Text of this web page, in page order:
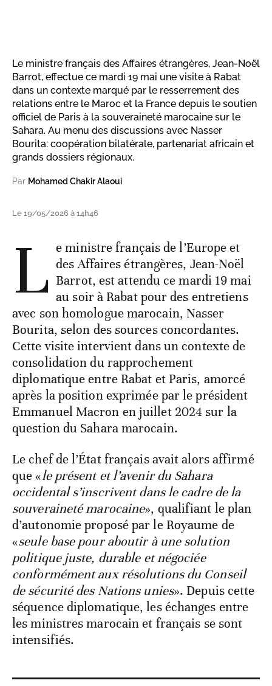
Le ministre français des Affaires étrangères, Jean-Noël
Barrot, effectue ce mardi 19 mai une visite à Rabat
dans un contexte marqué par le resserrement des
relations entre le Maroc et la France depuis le soutien
officiel de Paris à la souveraineté marocaine sur le
Sahara. Au menu des discussions avec Nasser
Bourita: coopération bilatérale, partenariat africain et
grands dossiers régionaux.
Par Mohamed Chakir Alaoui
Le 19/05/2026 à 14h46
L e ministre français de l’Europe et
des Affaires étrangères, Jean-Noël
Barrot, est attendu ce mardi 19 mai
au soir à Rabat pour des entretiens
avec son homologue marocain, Nasser
Bourita, selon des sources concordantes.
Cette visite intervient dans un contexte de
consolidation du rapprochement
diplomatique entre Rabat et Paris, amorcé
après la position exprimée par le président
Emmanuel Macron en juillet 2024 sur la
question du Sahara marocain.
Le chef de l’État français avait alors affirmé
que «le présent et l’avenir du Sahara
occidental s’inscrivent dans le cadre de la
souveraineté marocaine», qualifiant le plan
d’autonomie proposé par le Royaume de
«seule base pour aboutir à une solution
politique juste, durable et négociée
conformément aux résolutions du Conseil
de sécurité des Nations unies». Depuis cette
séquence diplomatique, les échanges entre
les ministres marocain et français se sont
intensifiés.